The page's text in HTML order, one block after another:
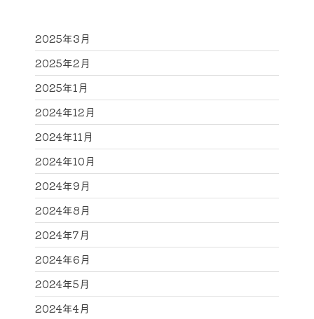
2025年3月
2025年2月
2025年1月
2024年12月
2024年11月
2024年10月
2024年9月
2024年8月
2024年7月
2024年6月
2024年5月
2024年4月